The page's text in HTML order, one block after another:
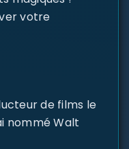
votre
de films le
nommé Walt